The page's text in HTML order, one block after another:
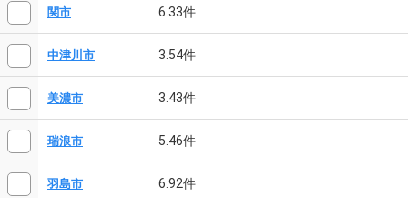
関市 6.33件
中津川市 3.54件
美濃市 3.43件
瑞浪市 5.46件
羽島市 6.92件